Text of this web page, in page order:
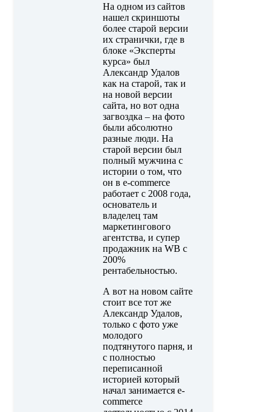
На одном из сайтов
нашел скриншоты
более старой версии
их странички, где в
блоке «Эксперты
курса» был
Александр Удалов
как на старой, так и
на новой версии
сайта, но вот одна
загвоздка – на фото
были абсолютно
разные люди. На
старой версии был
полный мужчина с
истории о том, что
он в e-commerce
работает с 2008 года,
основатель и
владелец там
маркетингового
агентства, и супер
продажник на WB с
200%
рентабельностью.
А вот на новом сайте
стоит все тот же
Александр Удалов,
только с фото уже
молодого
подтянутого парня, и
с полностью
переписанной
историей который
начал занимается e-
commerce